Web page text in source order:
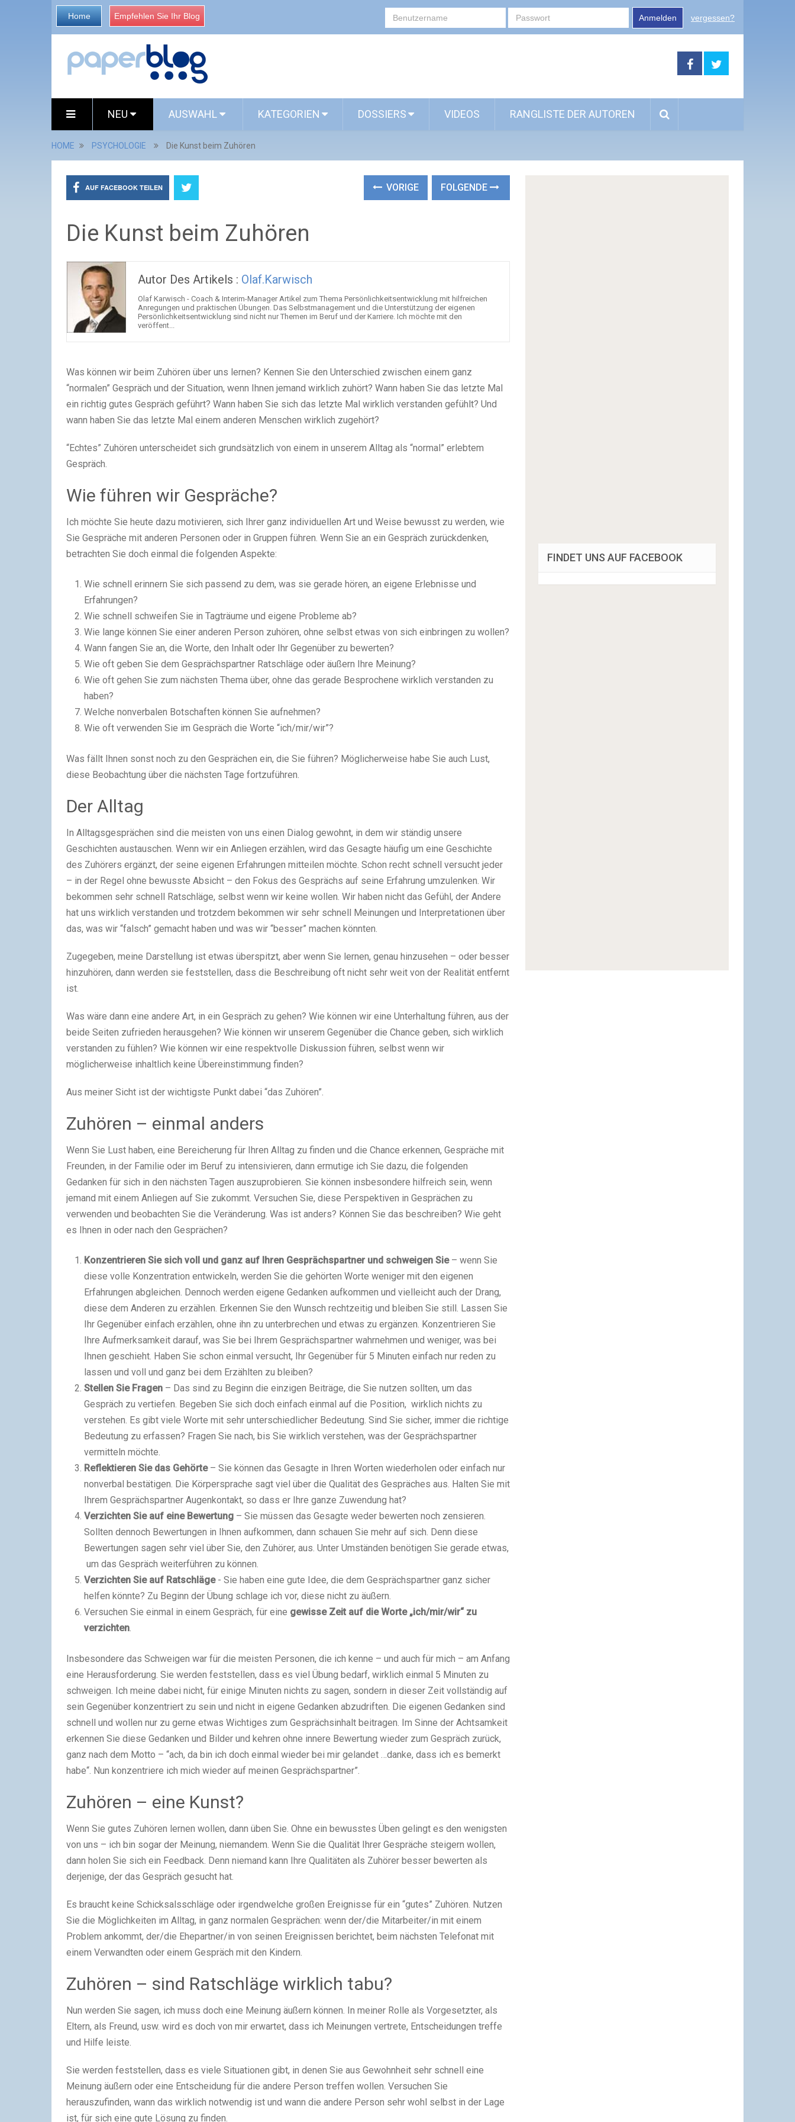
Home Empfehlen Sie Ihr Blog Anmelden vergessen?
NEU AUSWAHL KATEGORIEN DOSSIERS VIDEOS RANGLISTE DER AUTOREN
HOME PSYCHOLOGIE Die Kunst beim Zuhören
AUF FACEBOOK TEILEN VORIGE FOLGENDE
Die Kunst beim Zuhören
Autor Des Artikels : Olaf.Karwisch
Olaf Karwisch - Coach & Interim-Manager Artikel zum Thema Persönlichkeitsentwicklung mit hilfreichen
Anregungen und praktischen Übungen. Das Selbstmanagement und die Unterstützung der eigenen
Persönlichkeitsentwicklung sind nicht nur Themen im Beruf und der Karriere. Ich möchte mit den
veröffent...
Was können wir beim Zuhören über uns lernen? Kennen Sie den Unterschied zwischen einem ganz
“normalen” Gespräch und der Situation, wenn Ihnen jemand wirklich zuhört? Wann haben Sie das letzte Mal
ein richtig gutes Gespräch geführt? Wann haben Sie sich das letzte Mal wirklich verstanden gefühlt? Und
wann haben Sie das letzte Mal einem anderen Menschen wirklich zugehört?
“Echtes” Zuhören unterscheidet sich grundsätzlich von einem in unserem Alltag als “normal” erlebtem
Gespräch.
Wie führen wir Gespräche?
Ich möchte Sie heute dazu motivieren, sich Ihrer ganz individuellen Art und Weise bewusst zu werden, wie
Sie Gespräche mit anderen Personen oder in Gruppen führen. Wenn Sie an ein Gespräch zurückdenken,
betrachten Sie doch einmal die folgenden Aspekte:
Wie schnell erinnern Sie sich passend zu dem, was sie gerade hören, an eigene Erlebnisse und
Erfahrungen?
Wie schnell schweifen Sie in Tagträume und eigene Probleme ab?
Wie lange können Sie einer anderen Person zuhören, ohne selbst etwas von sich einbringen zu wollen?
Wann fangen Sie an, die Worte, den Inhalt oder Ihr Gegenüber zu bewerten?
Wie oft geben Sie dem Gesprächspartner Ratschläge oder äußern Ihre Meinung?
Wie oft gehen Sie zum nächsten Thema über, ohne das gerade Besprochene wirklich verstanden zu
haben?
Welche nonverbalen Botschaften können Sie aufnehmen?
Wie oft verwenden Sie im Gespräch die Worte “ich/mir/wir”?
Was fällt Ihnen sonst noch zu den Gesprächen ein, die Sie führen? Möglicherweise habe Sie auch Lust,
diese Beobachtung über die nächsten Tage fortzuführen.
Der Alltag
In Alltagsgesprächen sind die meisten von uns einen Dialog gewohnt, in dem wir ständig unsere
Geschichten austauschen. Wenn wir ein Anliegen erzählen, wird das Gesagte häufig um eine Geschichte
des Zuhörers ergänzt, der seine eigenen Erfahrungen mitteilen möchte. Schon recht schnell versucht jeder
– in der Regel ohne bewusste Absicht – den Fokus des Gesprächs auf seine Erfahrung umzulenken. Wir
bekommen sehr schnell Ratschläge, selbst wenn wir keine wollen. Wir haben nicht das Gefühl, der Andere
hat uns wirklich verstanden und trotzdem bekommen wir sehr schnell Meinungen und Interpretationen über
das, was wir “falsch” gemacht haben und was wir “besser” machen könnten.
Zugegeben, meine Darstellung ist etwas überspitzt, aber wenn Sie lernen, genau hinzusehen – oder besser
hinzuhören, dann werden sie feststellen, dass die Beschreibung oft nicht sehr weit von der Realität entfernt
ist.
Was wäre dann eine andere Art, in ein Gespräch zu gehen? Wie können wir eine Unterhaltung führen, aus der
beide Seiten zufrieden herausgehen? Wie können wir unserem Gegenüber die Chance geben, sich wirklich
verstanden zu fühlen? Wie können wir eine respektvolle Diskussion führen, selbst wenn wir
möglicherweise inhaltlich keine Übereinstimmung finden?
Aus meiner Sicht ist der wichtigste Punkt dabei “das Zuhören”.
Zuhören – einmal anders
Wenn Sie Lust haben, eine Bereicherung für Ihren Alltag zu finden und die Chance erkennen, Gespräche mit
Freunden, in der Familie oder im Beruf zu intensivieren, dann ermutige ich Sie dazu, die folgenden
Gedanken für sich in den nächsten Tagen auszuprobieren. Sie können insbesondere hilfreich sein, wenn
jemand mit einem Anliegen auf Sie zukommt. Versuchen Sie, diese Perspektiven in Gesprächen zu
verwenden und beobachten Sie die Veränderung. Was ist anders? Können Sie das beschreiben? Wie geht
es Ihnen in oder nach den Gesprächen?
Konzentrieren Sie sich voll und ganz auf Ihren Gesprächspartner und schweigen Sie– wenn Sie
diese volle Konzentration entwickeln, werden Sie die gehörten Worte weniger mit den eigenen
Erfahrungen abgleichen. Dennoch werden eigene Gedanken aufkommen und vielleicht auch der Drang,
diese dem Anderen zu erzählen. Erkennen Sie den Wunsch rechtzeitig und bleiben Sie still. Lassen Sie
Ihr Gegenüber einfach erzählen, ohne ihn zu unterbrechen und etwas zu ergänzen. Konzentrieren Sie
Ihre Aufmerksamkeit darauf, was Sie bei Ihrem Gesprächspartner wahrnehmen und weniger, was bei
Ihnen geschieht. Haben Sie schon einmal versucht, Ihr Gegenüber für 5 Minuten einfach nur reden zu
lassen und voll und ganz bei dem Erzählten zu bleiben?
Stellen Sie Fragen – Das sind zu Beginn die einzigen Beiträge, die Sie nutzen sollten, um das
Gespräch zu vertiefen. Begeben Sie sich doch einfach einmal auf die Position, wirklich nichts zu
verstehen. Es gibt viele Worte mit sehr unterschiedlicher Bedeutung. Sind Sie sicher, immer die richtige
Bedeutung zu erfassen? Fragen Sie nach, bis Sie wirklich verstehen, was der Gesprächspartner
vermitteln möchte.
Reflektieren Sie das Gehörte– Sie können das Gesagte in Ihren Worten wiederholen oder einfach nur
nonverbal bestätigen. Die Körpersprache sagt viel über die Qualität des Gespräches aus. Halten Sie mit
Ihrem Gesprächspartner Augenkontakt, so dass er Ihre ganze Zuwendung hat?
Verzichten Sie auf eine Bewertung – Sie müssen das Gesagte weder bewerten noch zensieren.
Sollten dennoch Bewertungen in Ihnen aufkommen, dann schauen Sie mehr auf sich. Denn diese
Bewertungen sagen sehr viel über Sie, den Zuhörer, aus. Unter Umständen benötigen Sie gerade etwas,
um das Gespräch weiterführen zu können.
Verzichten Sie auf Ratschläge - Sie haben eine gute Idee, die dem Gesprächspartner ganz sicher
helfen könnte? Zu Beginn der Übung schlage ich vor, diese nicht zu äußern.
Versuchen Sie einmal in einem Gespräch, für eine gewisse Zeit auf die Worte „ich/mir/wir“ zu
verzichten.
Insbesondere das Schweigen war für die meisten Personen, die ich kenne – und auch für mich – am Anfang
eine Herausforderung. Sie werden feststellen, dass es viel Übung bedarf, wirklich einmal 5 Minuten zu
schweigen. Ich meine dabei nicht, für einige Minuten nichts zu sagen, sondern in dieser Zeit vollständig auf
sein Gegenüber konzentriert zu sein und nicht in eigene Gedanken abzudriften. Die eigenen Gedanken sind
schnell und wollen nur zu gerne etwas Wichtiges zum Gesprächsinhalt beitragen. Im Sinne der Achtsamkeit
erkennen Sie diese Gedanken und Bilder und kehren ohne innere Bewertung wieder zum Gespräch zurück,
ganz nach dem Motto – “ach, da bin ich doch einmal wieder bei mir gelandet …danke, dass ich es bemerkt
habe“. Nun konzentriere ich mich wieder auf meinen Gesprächspartner”.
Zuhören – eine Kunst?
Wenn Sie gutes Zuhören lernen wollen, dann üben Sie. Ohne ein bewusstes Üben gelingt es den wenigsten
von uns – ich bin sogar der Meinung, niemandem. Wenn Sie die Qualität Ihrer Gespräche steigern wollen,
dann holen Sie sich ein Feedback. Denn niemand kann Ihre Qualitäten als Zuhörer besser bewerten als
derjenige, der das Gespräch gesucht hat.
Es braucht keine Schicksalsschläge oder irgendwelche großen Ereignisse für ein “gutes” Zuhören. Nutzen
Sie die Möglichkeiten im Alltag, in ganz normalen Gesprächen: wenn der/die Mitarbeiter/in mit einem
Problem ankommt, der/die Ehepartner/in von seinen Ereignissen berichtet, beim nächsten Telefonat mit
einem Verwandten oder einem Gespräch mit den Kindern.
Zuhören – sind Ratschläge wirklich tabu?
Nun werden Sie sagen, ich muss doch eine Meinung äußern können. In meiner Rolle als Vorgesetzter, als
Eltern, als Freund, usw. wird es doch von mir erwartet, dass ich Meinungen vertrete, Entscheidungen treffe
und Hilfe leiste.
Sie werden feststellen, dass es viele Situationen gibt, in denen Sie aus Gewohnheit sehr schnell eine
Meinung äußern oder eine Entscheidung für die andere Person treffen wollen. Versuchen Sie
herauszufinden, wann das wirklich notwendig ist und wann die andere Person sehr wohl selbst in der Lage
ist, für sich eine gute Lösung zu finden.
FINDET UNS AUF FACEBOOK